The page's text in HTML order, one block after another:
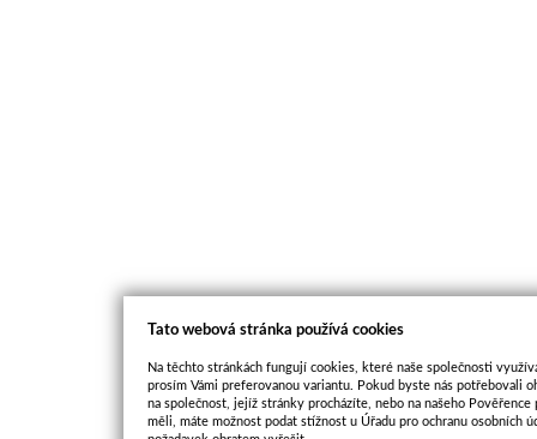
Tato webová stránka používá cookies
Na těchto stránkách fungují cookies, které naše společnosti
prosím Vámi preferovanou variantu. Pokud byste nás potřebovali
na společnost, jejíž stránky procházíte, nebo na našeho
měli, máte možnost podat stížnost u Úřadu pro ochranu osobních